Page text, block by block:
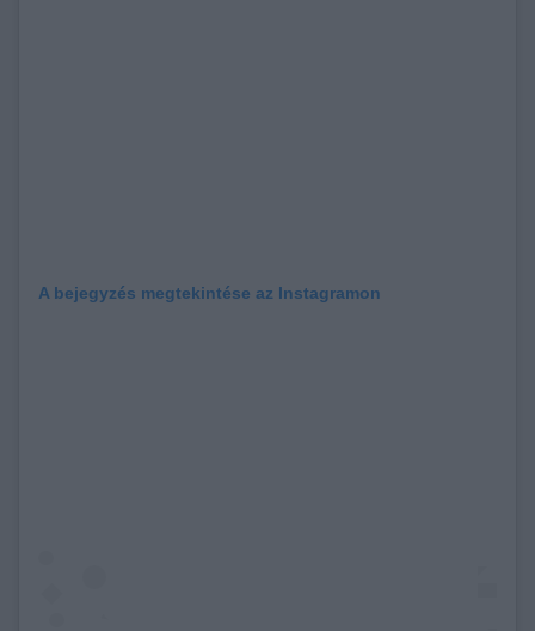
A bejegyzés megtekintése az Instagramon